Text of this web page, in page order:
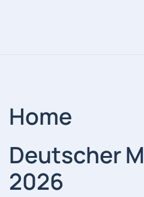
Home
Deutscher
2026